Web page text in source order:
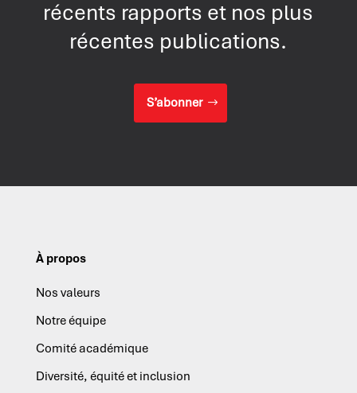
récents rapports et nos plus
récentes publications.
S’abonner
À propos
Nos valeurs
Notre équipe
Comité académique
Diversité, équité et inclusion